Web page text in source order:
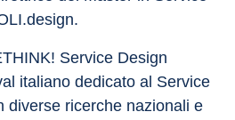
Service Design
italiano dedicato al Service
diverse ricerche nazionali e